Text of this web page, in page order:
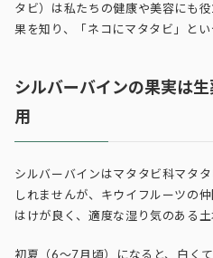
タビ）は私たちの健康や美容にも
果を知り、「ネコにマタタビ」とい
シルバーバインの果実は
用
シルバーバインはマタタビ科マタ
しれませんが、キウイフルーツの
はけが良く、適度な湿り気のある土
初夏（6～7月頃）になると、白く